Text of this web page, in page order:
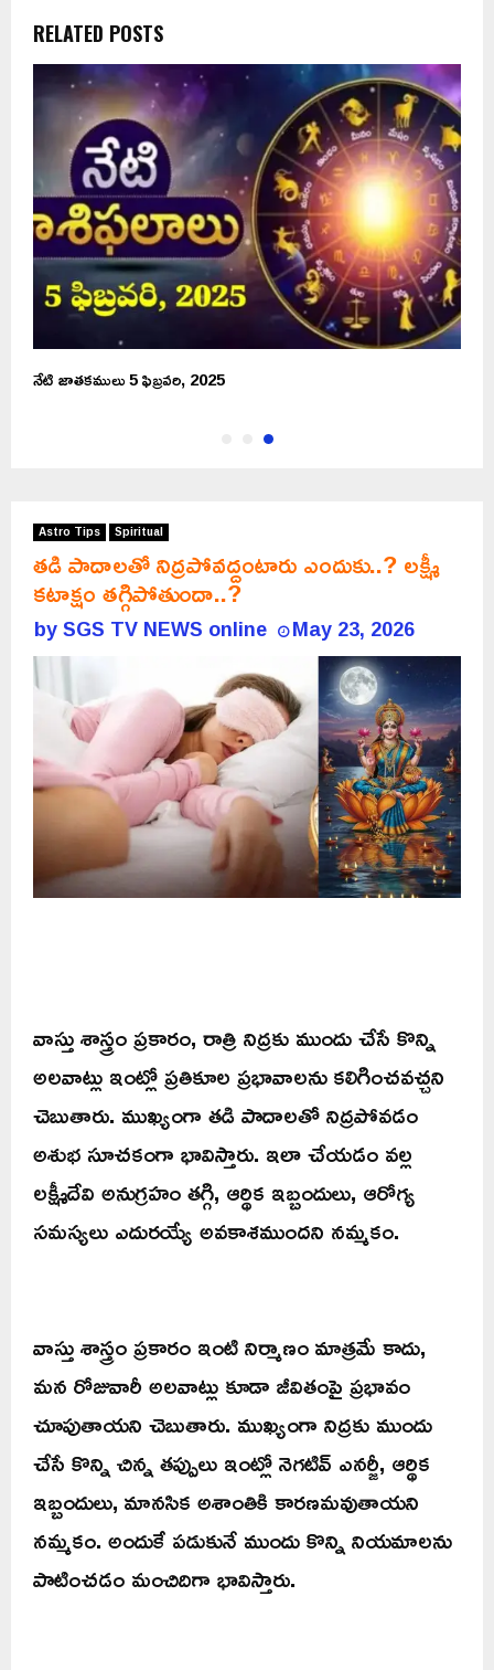
RELATED POSTS
నేటి జాతకములు 5 ఫిబ్రవరి, 2025
Astro Tips Spiritual
తడి పాదాలతో నిద్రపోవద్దంటారు ఎందుకు..? లక్ష్మీ
కటాక్షం తగ్గిపోతుందా..?
bySGS TV NEWS online May 23, 2026
వాస్తు శాస్త్రం ప్రకారం, రాత్రి నిద్రకు ముందు చేసే కొన్ని
అలవాట్లు ఇంట్లో ప్రతికూల ప్రభావాలను కలిగించవచ్చని
చెబుతారు. ముఖ్యంగా తడి పాదాలతో నిద్రపోవడం
అశుభ సూచకంగా భావిస్తారు. ఇలా చేయడం వల్ల
లక్ష్మీదేవి అనుగ్రహం తగ్గి, ఆర్థిక ఇబ్బందులు, ఆరోగ్య
సమస్యలు ఎదురయ్యే అవకాశముందని నమ్మకం.
వాస్తు శాస్త్రం ప్రకారం ఇంటి నిర్మాణం మాత్రమే కాదు,
మన రోజువారీ అలవాట్లు కూడా జీవితంపై ప్రభావం
చూపుతాయని చెబుతారు. ముఖ్యంగా నిద్రకు ముందు
చేసే కొన్ని చిన్న తప్పులు ఇంట్లో నెగటివ్ ఎనర్జీ, ఆర్థిక
ఇబ్బందులు, మానసిక అశాంతికి కారణమవుతాయని
నమ్మకం. అందుకే పడుకునే ముందు కొన్ని నియమాలను
పాటించడం మంచిదిగా భావిస్తారు.